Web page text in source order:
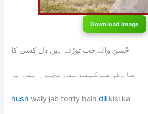
Download Image
حٌسن والے جب توڑتے ہیں دِل کِسی کا
سادگی سے کہتے ہیں مجبور ہیں ہم
husn waly jab torrty haindil kisi ka